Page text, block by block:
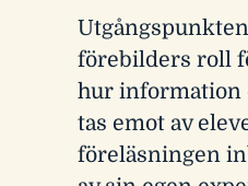
förebilders roll
hur information
tas emot av
föreläsningen